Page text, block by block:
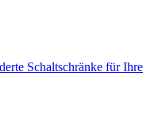
Schaltschränke für Ihre